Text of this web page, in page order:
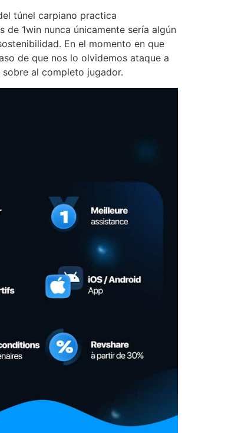
túnel carpiano practica
1win nunca únicamente serí­a algún
En el momento en que
de que nos lo olvidemos ataque a
al completo jugador.